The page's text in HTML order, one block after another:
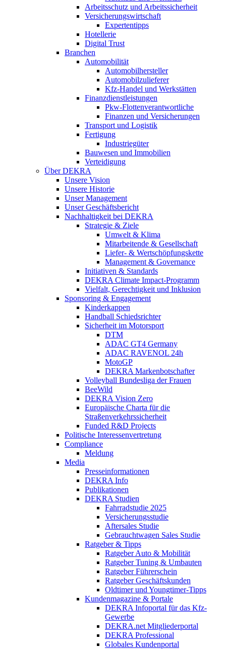
Arbeitsschutz und Arbeitssicherheit
Versicherungswirtschaft
Expertentipps
Hotellerie
Digital Trust
Branchen
Automobilität
Automobilhersteller
Automobilzulieferer
Kfz-Handel und Werkstätten
Finanzdienstleistungen
Pkw‑Flottenverantwortliche
Finanzen und Versicherungen
Transport und Logistik
Fertigung
Industriegüter
Bauwesen und Immobilien
Verteidigung
Über DEKRA
Unsere Vision
Unsere Historie
Unser Management
Unser Geschäftsbericht
Nachhaltigkeit bei DEKRA
Strategie & Ziele
Umwelt & Klima
Mitarbeitende & Gesellschaft
Liefer- & Wertschöpfungskette
Management & Governance
Initiativen & Standards
DEKRA Climate Impact-Programm
Vielfalt, Gerechtigkeit und Inklusion​
Sponsoring & Engagement
Kinderkappen
Handball Schiedsrichter
Sicherheit im Motorsport
DTM
ADAC GT4 Germany
ADAC RAVENOL 24h
MotoGP
DEKRA Markenbotschafter
Volleyball Bundesliga der Frauen
BeeWild
DEKRA Vision Zero
Europäische Charta für die
Straßenverkehrssicherheit
Funded R&D Projects
Politische Interessenvertretung
Compliance
Meldung
Media
Presseinformationen
DEKRA Info
Publikationen
DEKRA Studien
Fahrradstudie 2025
Versicherungsstudie
Aftersales Studie
Gebrauchtwagen Sales Studie
Ratgeber & Tipps
Ratgeber Auto & Mobilität
Ratgeber Tuning & Umbauten
Ratgeber Führerschein
Ratgeber Geschäftskunden
Oldtimer und Youngtimer-Tipps
Kundenmagazine & Portale
DEKRA Infoportal für das Kfz-
Gewerbe
DEKRA.net Mitgliederportal
DEKRA Professional
Globales Kundenportal